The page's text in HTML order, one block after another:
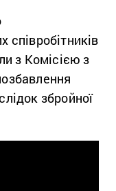
співробітників
з Комісією з
збройної